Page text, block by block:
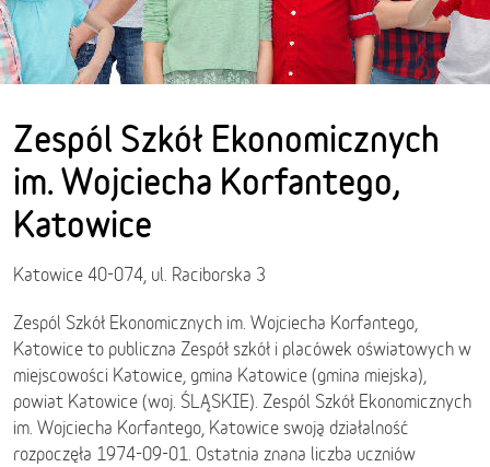
Zespól Szkół Ekonomicznych
im. Wojciecha Korfantego,
Katowice
Katowice 40-074, ul. Raciborska 3
Zespól Szkół Ekonomicznych im. Wojciecha Korfantego,
Katowice to publiczna Zespół szkół i placówek oświatowych w
miejscowości Katowice, gmina Katowice (gmina miejska),
powiat Katowice (woj. ŚLĄSKIE). Zespól Szkół Ekonomicznych
im. Wojciecha Korfantego, Katowice swoją działalność
rozpoczęła 1974-09-01. Ostatnia znana liczba uczniów